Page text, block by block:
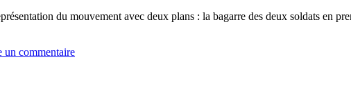
du mouvement avec deux plans : la bagarre des deux soldats en
un commentaire